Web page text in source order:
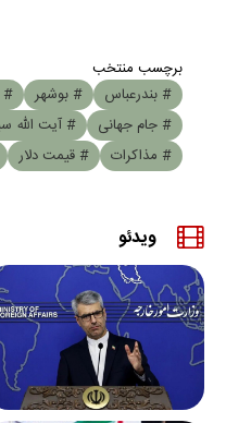
برچسب منتخب
# بندرعباس
# بوشهر #
# جام جهانی
# آیت الله
# مذاکرات
# قیمت دلار
ویدئو